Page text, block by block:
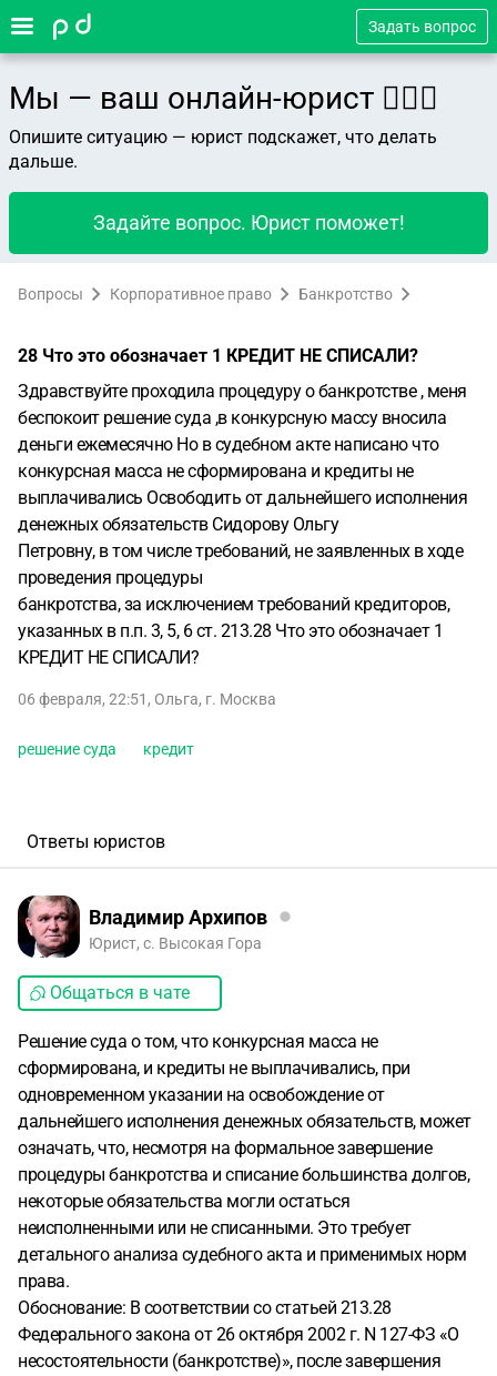
Задать вопрос
Мы — ваш онлайн-юрист 👨🏻‍⚖️
Опишите ситуацию — юрист подскажет, что делать
дальше.
Задайте вопрос. Юрист поможет!
Вопросы Корпоративное право Банкротство
28 Что это обозначает 1 КРЕДИТ НЕ СПИСАЛИ?
Здравствуйте проходила процедуру о банкротстве , меня
беспокоит решение суда ,в конкурсную массу вносила
деньги ежемесячно Но в судебном акте написано что
конкурсная масса не сформирована и кредиты не
выплачивались Освободить от дальнейшего исполнения
денежных обязательств Сидорову Ольгу
Петровну, в том числе требований, не заявленных в ходе
проведения процедуры
банкротства, за исключением требований кредиторов,
указанных в п.п. 3, 5, 6 ст. 213.28 Что это обозначает 1
КРЕДИТ НЕ СПИСАЛИ?
06 февраля, 22:51 , Ольга, г. Москва
решение суда кредит
Ответы юристов
Владимир Архипов
Юрист, с. Высокая Гора
Общаться в чате
Решение суда о том, что конкурсная масса не
сформирована, и кредиты не выплачивались, при
одновременном указании на освобождение от
дальнейшего исполнения денежных обязательств, может
означать, что, несмотря на формальное завершение
процедуры банкротства и списание большинства долгов,
некоторые обязательства могли остаться
неисполненными или не списанными. Это требует
детального анализа судебного акта и применимых норм
права.
Обоснование: В соответствии со статьей 213.28
Федерального закона от 26 октября 2002 г. N 127-ФЗ «О
несостоятельности (банкротстве)», после завершения